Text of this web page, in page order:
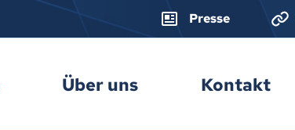
Presse
Über uns Kontakt